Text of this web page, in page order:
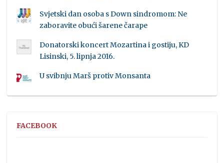
Svjetski dan osoba s Down sindromom: Ne
zaboravite obući šarene čarape
Donatorski koncert Mozartina i gostiju, KD
Lisinski, 5. lipnja 2016.
U svibnju Marš protiv Monsanta
FACEBOOK